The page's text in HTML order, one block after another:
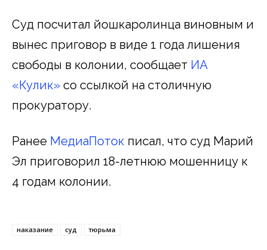
Суд посчитал йошкаролинца виновным и
вынес приговор в виде 1 года лишения
свободы в колонии, сообщает ИА
«Кулик» со ссылкой на столичную
прокуратору.
Ранее МедиаПоток писал, что суд Марий
Эл приговорил 18-летнюю мошенницу к
4 годам колонии.
наказание суд тюрьма